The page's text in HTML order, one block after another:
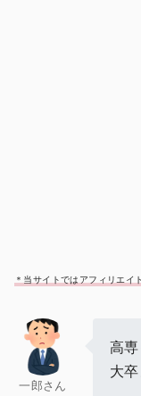
＊当サイトではアフィリエイ
一郎さん
高
大